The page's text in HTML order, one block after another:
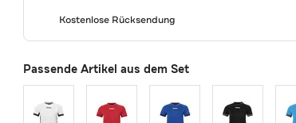
Kostenlose Rücksendung
Passende Artikel aus dem Set